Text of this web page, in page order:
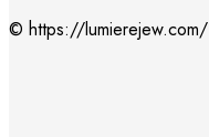
© https://lumierejew.com/